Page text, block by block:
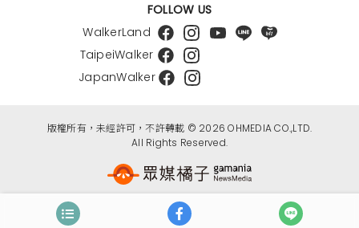
FOLLOW US
WalkerLand
TaipeiWalker
JapanWalker
版權所有，未經許可，不許轉載 © 2026 OHMEDIA CO.,LTD.
All Rights Reserved.